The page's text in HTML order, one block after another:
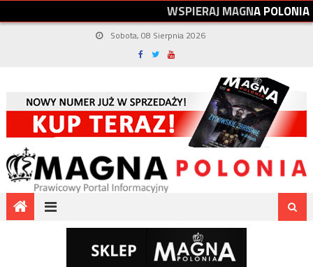
WSPIERAJMAGNAPOLONIA
Sobota, 08 Sierpnia 2026